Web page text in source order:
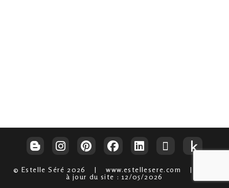
© Estelle Séré 2026 | www.estellesere.com | Mise
à jour du site : 12/05/2026